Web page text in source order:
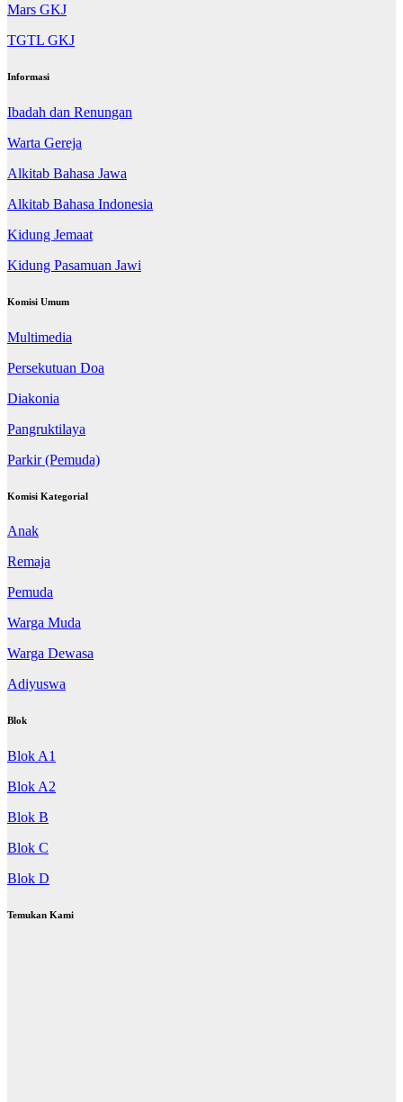
Mars GKJ
TGTL GKJ
Informasi
Ibadah dan Renungan
Warta Gereja
Alkitab Bahasa Jawa
Alkitab Bahasa Indonesia
Kidung Jemaat
Kidung Pasamuan Jawi
Komisi Umum
Multimedia
Persekutuan Doa
Diakonia
Pangruktilaya
Parkir (Pemuda)
Komisi Kategorial
Anak
Remaja
Pemuda
Warga Muda
Warga Dewasa
Adiyuswa
Blok
Blok A1
Blok A2
Blok B
Blok C
Blok D
Temukan Kami